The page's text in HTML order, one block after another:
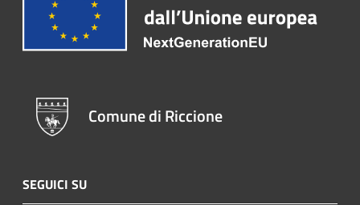
Comune di Riccione
SEGUICI SU